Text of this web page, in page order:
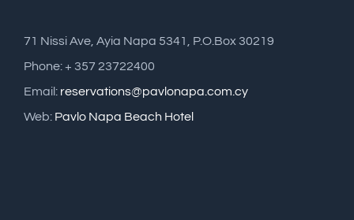
71 Nissi Ave, Ayia Napa 5341, P.O.Box 30219
Phone: + 357 23722400
Email: reservations@pavlonapa.com.cy
Web: Pavlo Napa Beach Hotel